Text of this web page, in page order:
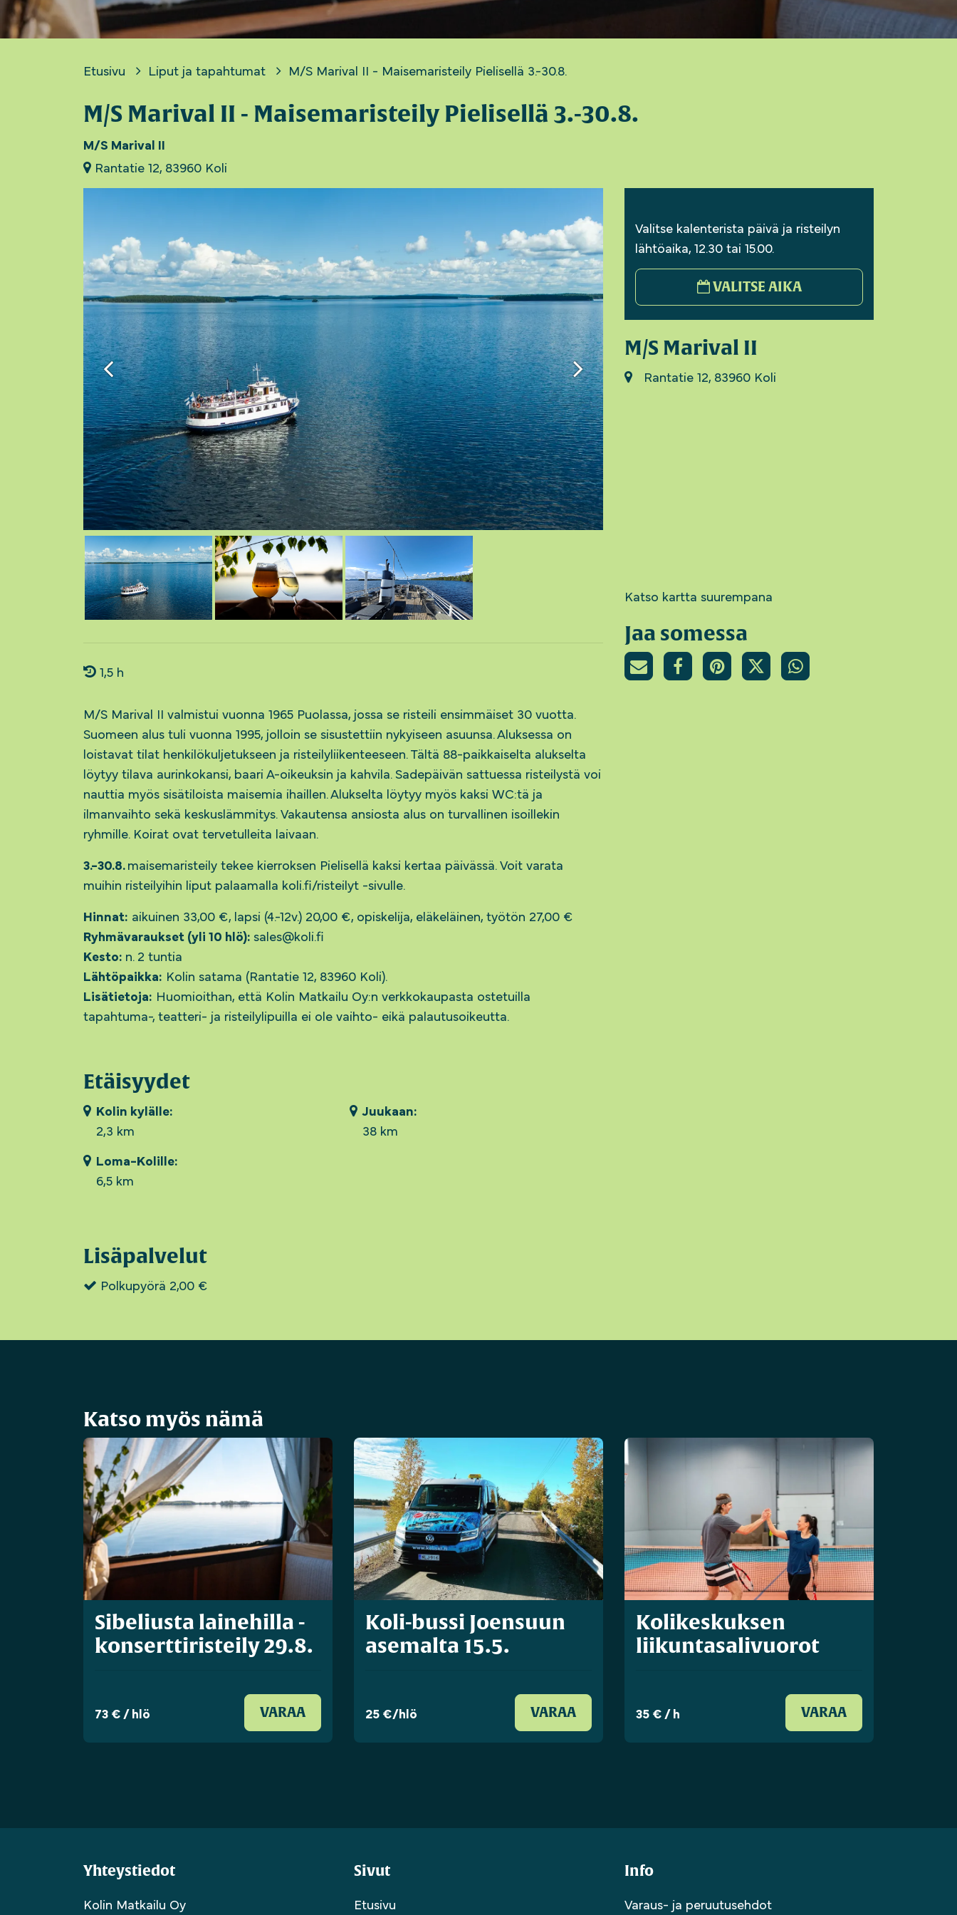
Etusivu Liput ja tapahtumat M/S Marival II - Maisemaristeily Pielisellä 3.-30.8.
M/S Marival II - Maisemaristeily Pielisellä 3.-30.8.
M/S Marival II
Rantatie 12, 83960 Koli
1,5 h
M/S Marival II valmistui vuonna 1965 Puolassa, jossa se risteili ensimmäiset 30 vuotta.
Suomeen alus tuli vuonna 1995, jolloin se sisustettiin nykyiseen asuunsa. Aluksessa on
loistavat tilat henkilökuljetukseen ja risteilyliikenteeseen. Tältä 88-paikkaiselta alukselta
löytyy tilava aurinkokansi, baari A-oikeuksin ja kahvila. Sadepäivän sattuessa risteilystä voi
nauttia myös sisätiloista maisemia ihaillen. Alukselta löytyy myös kaksi WC:tä ja
ilmanvaihto sekä keskuslämmitys. Vakautensa ansiosta alus on turvallinen isoillekin
ryhmille. Koirat ovat tervetulleita laivaan.
3.-30.8.maisemaristeily tekee kierroksen Pielisellä kaksi kertaa päivässä. Voit varata
muihin risteilyihin liput palaamalla koli.fi/risteilyt -sivulle.
Hinnat: aikuinen 33,00 €, lapsi (4.-12v.) 20,00 €, opiskelija, eläkeläinen, työtön 27,00 €
Ryhmävaraukset (yli 10 hlö): sales@koli.fi
Kesto: n. 2 tuntia
Lähtöpaikka: Kolin satama (Rantatie 12, 83960 Koli).
Lisätietoja: Huomioithan, että Kolin Matkailu Oy:n verkkokaupasta ostetuilla
tapahtuma-, teatteri- ja risteilylipuilla ei ole vaihto- eikä palautusoikeutta.
Etäisyydet
Kolin kylälle:
2,3 km
Loma-Kolille:
6,5 km
Juukaan:
38 km
Lisäpalvelut
Polkupyörä 2,00 €
Valitse kalenterista päivä ja risteilyn
lähtöaika, 12.30 tai 15.00.
VALITSE AIKA
M/S Marival II
Rantatie 12, 83960 Koli
Katso kartta suurempana
Jaa somessa
Katso myös nämä
Sibeliusta lainehilla -
konserttiristeily 29.8.
73 € / hlö VARAA
Koli-bussi Joensuun
asemalta 15.5.
25 €/hlö VARAA
Kolikeskuksen
liikuntasalivuorot
35 € / h VARAA
Yhteystiedot
Kolin Matkailu Oy
Sivut
Etusivu
Info
Varaus- ja peruutusehdot